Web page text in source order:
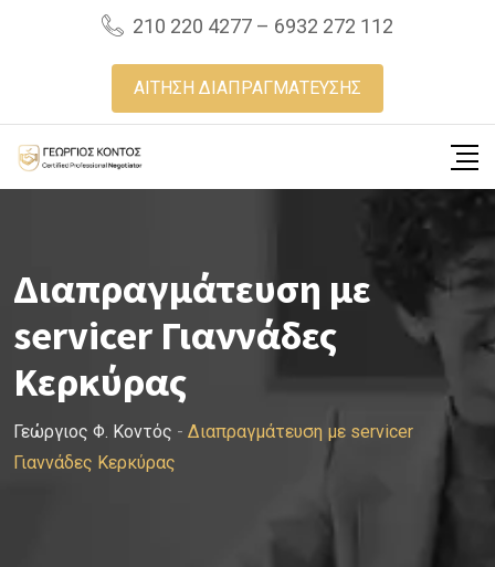
210 220 4277 – 6932 272 112
ΑΙΤΗΣΗ ΔΙΑΠΡΑΓΜΑΤΕΥΣΗΣ
Διαπραγμάτευση με
servicer Γιαννάδες
Κερκύρας
Γεώργιος Φ. Κοντός - Διαπραγμάτευση με servicer
Γιαννάδες Κερκύρας